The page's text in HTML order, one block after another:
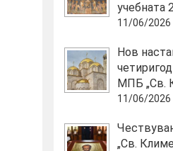
учебната
11/06/2026
Нов
МПБ „Св.
11/06/2026
„Св.